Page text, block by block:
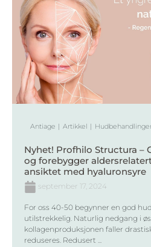
Antiage Artikkel
Nyhet! Profhilo Structura –
og forebygger
ansiktet med hyaluronsyre
september 17, 2024
For oss 40-50 begynner en god
utilstrekkelig. Naturlig nedgang i
kollagenproduksjonen faller
reduseres. Redusert ...